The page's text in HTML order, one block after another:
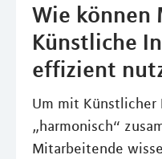
Wie können
Künstliche
effizient
Um mit
„harmonisch“
Mitarbeitende